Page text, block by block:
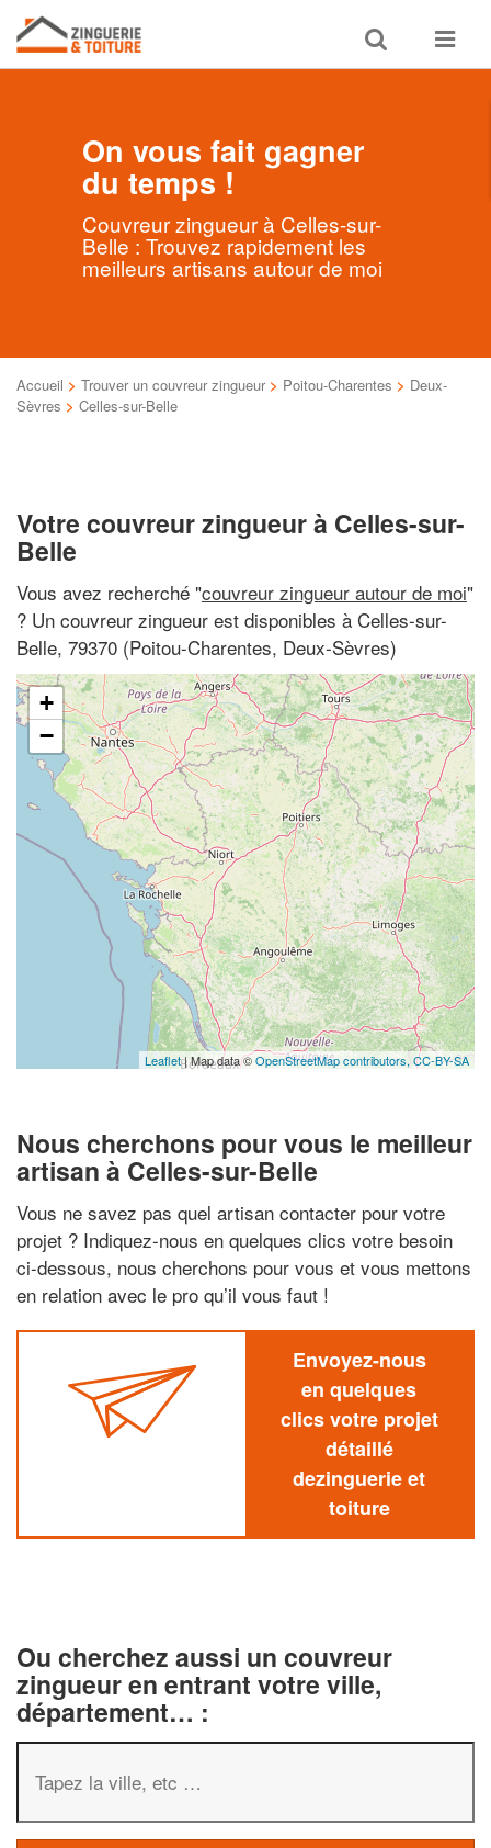
Toggle
search
Toggle
On vous fait gagner
du temps !
Couvreur zingueur à Celles-sur-
Belle : Trouvez rapidement les
meilleurs artisans autour de moi
Accueil > Trouver un couvreur zingueur > Poitou-Charentes > Deux-
Sèvres > Celles-sur-Belle
Votre couvreur zingueur à Celles-sur-
Belle
Vous avez recherché "couvreur zingueur autour de moi"
? Un couvreur zingueur est disponibles à Celles-sur-
Belle, 79370 (Poitou-Charentes, Deux-Sèvres)
+
−
Leaflet| Map data ©OpenStreetMap contributors, CC-BY-SA
Nous cherchons pour vous le meilleur
artisan à Celles-sur-Belle
Vous ne savez pas quel artisan contacter pour votre
projet ? Indiquez-nous en quelques clics votre besoin
ci-dessous, nous cherchons pour vous et vous mettons
en relation avec le pro qu’il vous faut !
Envoyez-nous
en quelques
clics votre projet
détaillé
dezinguerie et
toiture
Ou cherchez aussi un couvreur
zingueur en entrant votre ville,
département… :